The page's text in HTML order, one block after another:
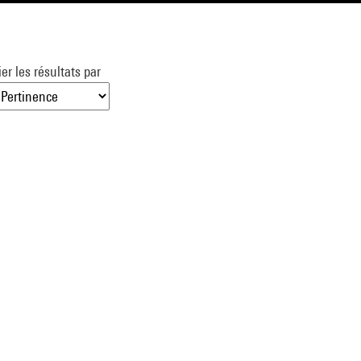
les résultats par